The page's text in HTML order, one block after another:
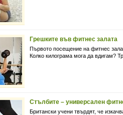
Грешките във фитнес залата
Първото посещение на фитнес
Колко килограма мога да вдигам?
Стълбите – универсален
Британски учени твърдят, че